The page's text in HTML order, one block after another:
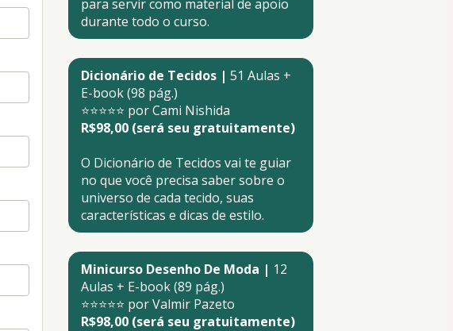
para servir como material de apoio
durante todo o curso.
Dicionário de Tecidos | 51 Aulas +
E-book (98 pág.)
⭐⭐⭐⭐⭐ por Cami Nishida
R$98,00 (será seu gratuitamente)
O Dicionário de Tecidos vai te guiar
no que você precisa saber sobre o
universo de cada tecido, suas
características e dicas de estilo.
Minicurso Desenho De Moda | 12
Aulas + E-book (89 pág.)
⭐⭐⭐⭐⭐ por Valmir Pazeto
R$98,00 (será seu gratuitamente)